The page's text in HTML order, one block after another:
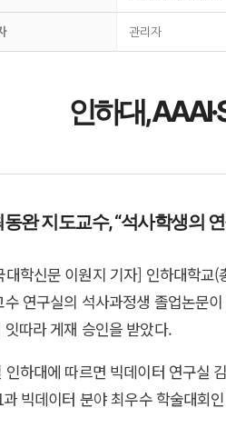
관리자
인하대,
동완 지도교수, “석사학생의
대학신문 이원지 기자] 인하대학교
수 연구실의 석사과정생 졸업논문
잇따라 게재 승인을 받았다.
인하대에 따르면 빅데이터 연구실
과 빅데이터 분야 최우수 학술대회